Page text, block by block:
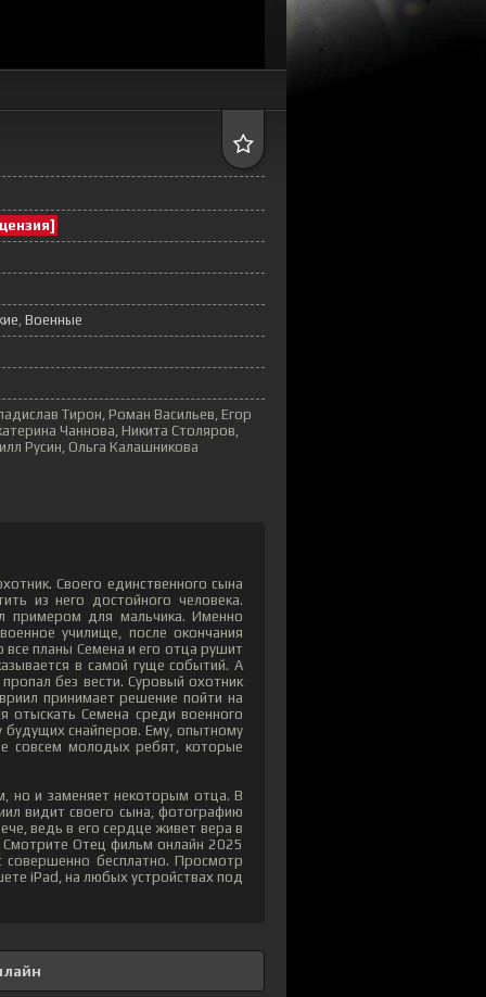
Военные
Тирон, Роман Васильев, Егор
Чаннова, Никита Столяров,
Русин, Ольга Калашникова
Своего единственного сына
из него достойного человека.
примером для мальчика. Именно
училище, после окончания
все планы Семена и его отца рушит
в самой гуще событий. А
без вести. Суровый охотник
принимает решение пойти на
отыскать Семена среди военного
будущих снайперов. Ему, опытному
совсем молодых ребят, которые
но и заменяет некоторым отца. В
видит своего сына, фотографию
ведь в его сердце живет вера в
Отец фильм онлайн 2025
бесплатно. Просмотр
iPad, на любых устройствах под